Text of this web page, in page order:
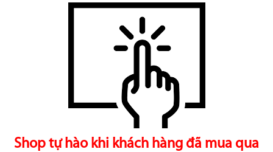
Shop tự hào khi khách hàng đã mua qua